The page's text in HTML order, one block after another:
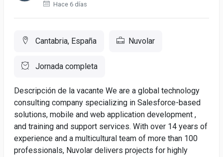
Hace 6 días
Cantabria, España Nuvolar
Jornada completa
Descripción de la vacante We are a global technology
consulting company specializing in Salesforce-based
solutions, mobile and web application development ,
and training and support services. With over 14 years of
experience and a multicultural team of more than 100
professionals, Nuvolar delivers projects for highly